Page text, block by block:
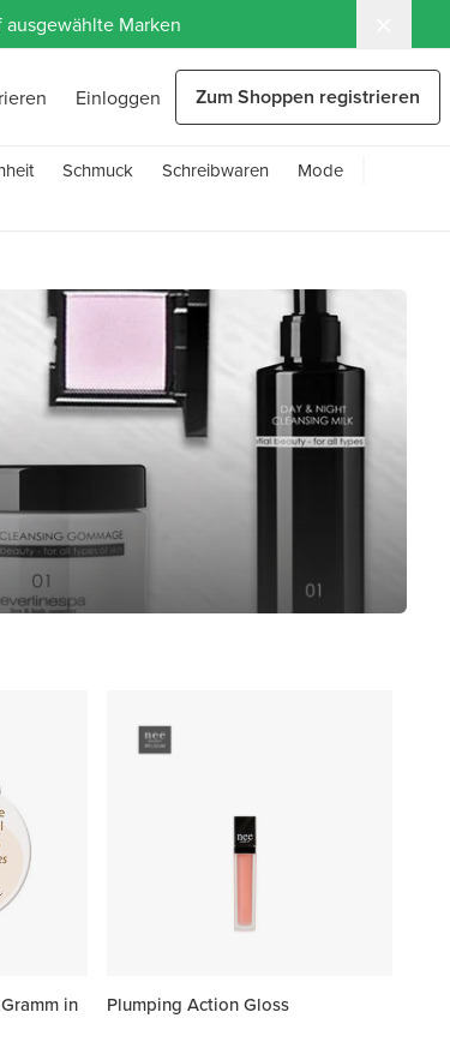
Marken
Einloggen Zum Shoppen registrieren
Schmuck Schreibwaren
Mode
in Plumping Action Gloss